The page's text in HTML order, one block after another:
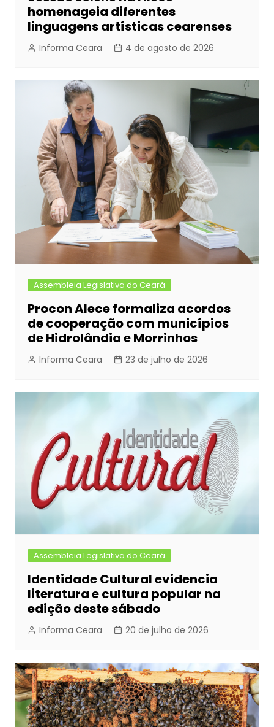
homenageia diferentes
linguagens artísticas cearenses
Informa Ceara 4 de agosto de 2026
Assembleia Legislativa do Ceará
Procon Alece formaliza acordos
de cooperação com municípios
de Hidrolândia e Morrinhos
Informa Ceara 23 de julho de 2026
Assembleia Legislativa do Ceará
Identidade Cultural evidencia
literatura e cultura popular na
edição deste sábado
Informa Ceara 20 de julho de 2026